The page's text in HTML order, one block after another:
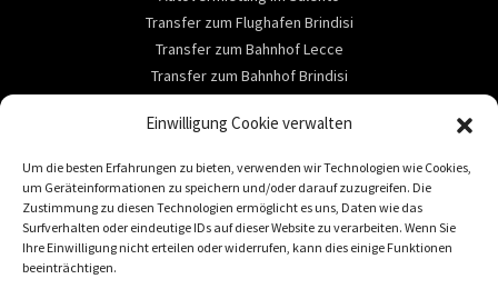
Einwilligung Cookie verwalten
Um die besten Erfahrungen zu bieten, verwenden wir Technologien wie Cookies,
um Geräteinformationen zu speichern und/oder darauf zuzugreifen. Die
Zustimmung zu diesen Technologien ermöglicht es uns, Daten wie das
Surfverhalten oder eindeutige IDs auf dieser Website zu verarbeiten. Wenn Sie
Ihre Einwilligung nicht erteilen oder widerrufen, kann dies einige Funktionen
beeinträchtigen.
Transfer zum Flughafen Brindisi
Transfer zum Bahnhof Lecce
Transfer zum Bahnhof Brindisi
ABOUT
Dienstleistungen
Reiseziele
Autovermietung im Salento